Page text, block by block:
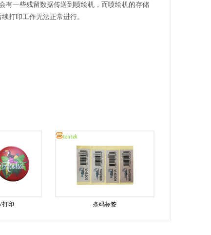
有一些残留数据传送到喷绘机，而喷绘机的存储
打印工作无法正常进行。
打印 条码标签